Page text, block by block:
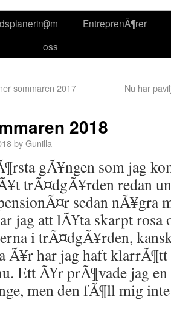
Om
oss
EntreprenÃ¶rer
sommaren 2017 Nu har
2018
byGunilla
gÃ¥ngen som jag
trÃ¤dgÃ¥rden redan
sedan nÃ¥gra
jag att lÃ¥ta skarpt rosa
i trÃ¤dgÃ¥rden,
har jag haft klarrÃ¶tt
Ett Ã¥r prÃ¶vade jag
men den fÃ¶ll mig